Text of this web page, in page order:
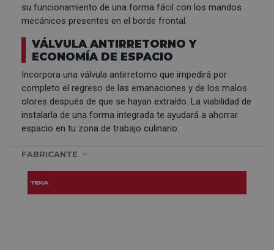
su funcionamiento de una forma fácil con los mandos
mecánicos presentes en el borde frontal.
VÁLVULA ANTIRRETORNO Y
ECONOMÍA DE ESPACIO
Incorpora una válvula antirretorno que impedirá por
completo el regreso de las emanaciones y de los malos
olores después de que se hayan extraído. La viabilidad de
instalarla de una forma integrada te ayudará a ahorrar
espacio en tu zona de trabajo culinario.
FABRICANTE